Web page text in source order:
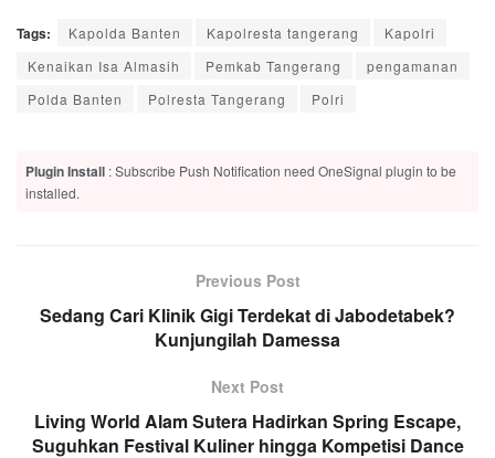
Tags: Kapolda Banten Kapolresta tangerang
Kapolri
Kenaikan Isa Almasih
Pemkab Tangerang
pengamanan
Polda Banten
Polresta Tangerang Polri
Plugin Install : Subscribe Push Notification need OneSignal plugin to be
installed.
Previous Post
Sedang Cari Klinik Gigi Terdekat di Jabodetabek?
Kunjungilah Damessa
Next Post
Living World Alam Sutera Hadirkan Spring Escape,
Suguhkan Festival Kuliner hingga Kompetisi Dance